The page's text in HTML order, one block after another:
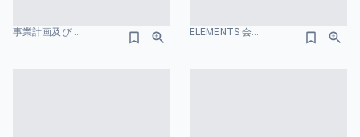
事業計画及び 成長可能性に関する事項 GMOTECHホールディングス株式会社 組織図のスライドデザイン ELEMENTS 会社紹介資料 組織図のスライドデザイン